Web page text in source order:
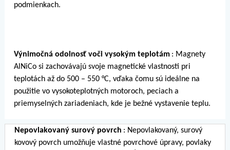
podmienkach.
Výnimočná odolnosť voči vysokým teplotám : Magnety
AlNiCo si zachovávajú svoje magnetické vlastnosti pri
teplotách až do 500 – 550 °C, vďaka čomu sú ideálne na
použitie vo vysokoteplotných motoroch, peciach a
priemyselných zariadeniach, kde je bežné vystavenie teplu.
Nepovlakovaný surový povrch : Nepovlakovaný, surový
kovový povrch umožňuje vlastné povrchové úpravy, povlaky